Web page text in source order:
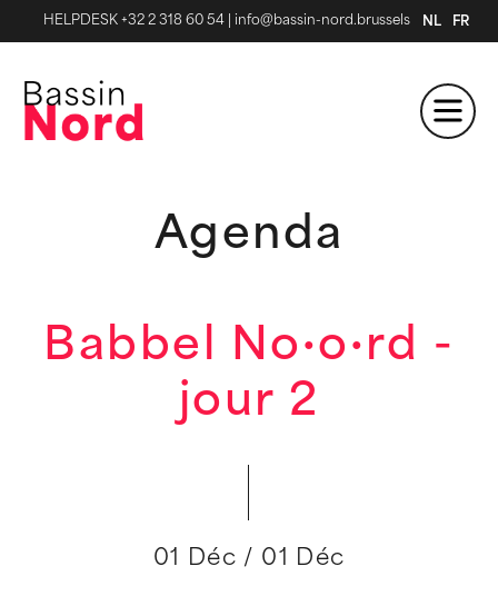
HELPDESK +32 2 318 60 54 info@bassin-nord.brussels NL FR
Agenda
Babbel No·o·rd -
jour 2
01 Déc / 01 Déc